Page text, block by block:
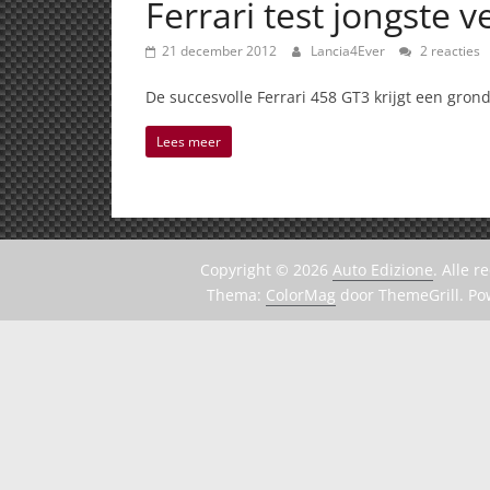
Ferrari test jongste
21 december 2012 Lancia4Ever 2 reacties
De succesvolle Ferrari 458 GT3 krijgt een
Lees meer
Copyright © 2026 Auto Edizione. Alle
Thema: ColorMag door ThemeGrill.